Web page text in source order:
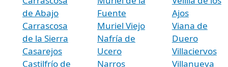
de Abajo
Carrascosa
de la Sierra
Casarejos
Castilfrío de
Fuente
Muriel Viejo
Nafría de
Ucero
Narros
Ajos
Viana de
Duero
Villaciervos
Villanueva